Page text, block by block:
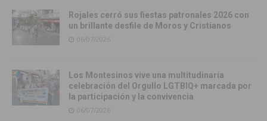
Rojales cerró sus fiestas patronales 2026 con
un brillante desfile de Moros y Cristianos
06/07/2026
Los Montesinos vive una multitudinaria
celebración del Orgullo LGTBIQ+ marcada por
la participación y la convivencia
06/07/2026